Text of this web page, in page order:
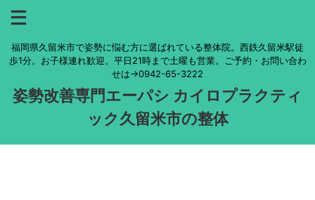
福岡県久留米市で姿勢に悩む方に選ばれている整体院。西鉄久留米駅徒
歩1分。お子様連れ歓迎。平日21時まで土曜も営業。ご予約・お問い合わ
せは→0942-65-3222
姿勢改善専門エーパシ カイロプラクティ
ック久留米市の整体